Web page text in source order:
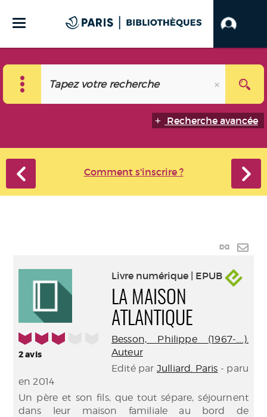
Recherche avancée
Comment s'inscrire ?
Lien
3/5
2avis
Livre numérique | EPUB
LA MAISON
ATLANTIQUE
Besson, Philippe (1967-....).
Auteur
Edité par Julliard. Paris - paru
en 2014
Un père et son fils, que tout sépare, séjournent
dans leur maison familiale au bord de